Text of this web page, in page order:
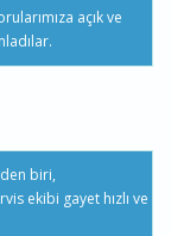
açık ve
biri,
ekibi gayet hızlı ve